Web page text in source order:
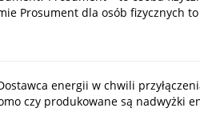
Prosument dla osób fizycznych
energii w chwili
czy produkowane są nadwyżki